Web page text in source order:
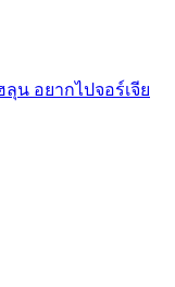
น อยากไปจอร์เจีย